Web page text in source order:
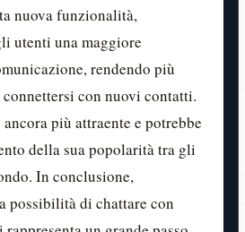
nuova funzionalità,
utenti una maggiore
rendendo più
con nuovi contatti.
più attraente e potrebbe
della sua popolarità tra gli
In conclusione,
possibilità di chattare con